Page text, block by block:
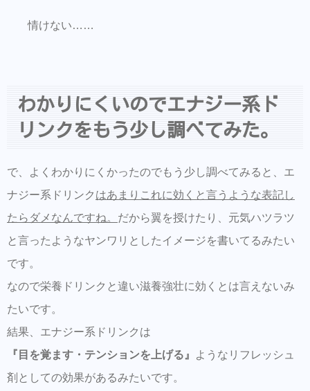
情けない……
わかりにくいのでエナジー系ド
リンクをもう少し調べてみた。
で、よくわかりにくかったのでもう少し調べてみると、エ
ナジー系ドリンク はあまりこれに効くと言うような表記し
たらダメなんですね。 だから翼を授けたり、元気ハツラツ
と言ったようなヤンワリとしたイメージを書いてるみたい
です。
なので栄養ドリンクと違い滋養強壮に効くとは言えないみ
たいです。
結果、エナジー系ドリンクは
『目を覚ます・テンションを上げる』
ようなリフレッシュ
剤としての効果があるみたいです。